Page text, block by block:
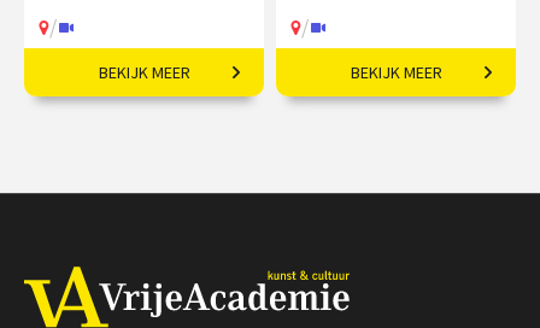
/
In de christelijke
beeldende kunst door de
sep
BEKIJK MEER
/
Van Persepolis tot het
moderne Teheran.
sep
BEKIJK MEER